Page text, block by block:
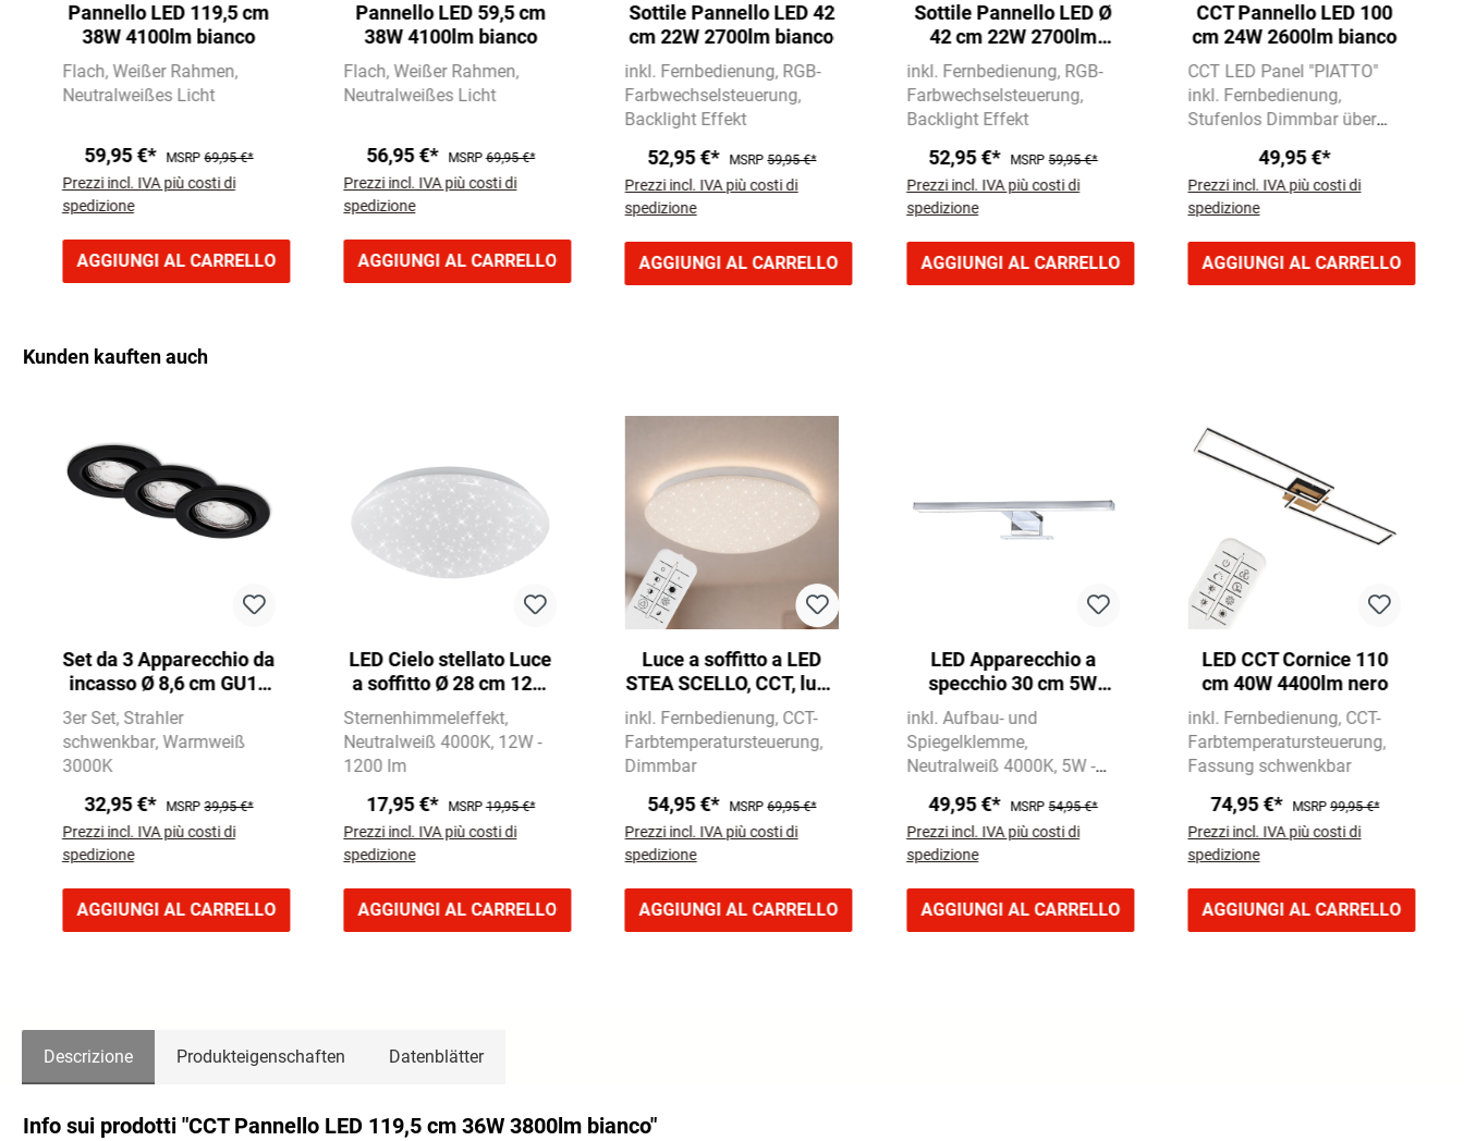
Pannello LED 119,5 cm
38W 4100lm bianco
Flach Weißer Rahmen
Neutralweißes Licht
59,95 €* MSRP69,95 €*
Prezzi incl. IVA più costi di
spedizione
AGGIUNGI AL CARRELLO
Pannello LED 59,5 cm
38W 4100lm bianco
Flach Weißer Rahmen
Neutralweißes Licht
56,95 €* MSRP69,95 €*
Prezzi incl. IVA più costi di
spedizione
AGGIUNGI AL CARRELLO
Sottile Pannello LED 42
cm 22W 2700lm bianco
inkl. Fernbedienung RGB-
Farbwechselsteuerung
Backlight Effekt
52,95 €* MSRP59,95 €*
Prezzi incl. IVA più costi di
spedizione
AGGIUNGI AL CARRELLO
Sottile Pannello LED Ø
42 cm 22W 2700lm
bianco
inkl. Fernbedienung RGB-
Farbwechselsteuerung
Backlight Effekt
52,95 €* MSRP59,95 €*
Prezzi incl. IVA più costi di
spedizione
AGGIUNGI AL CARRELLO
CCT Pannello LED 100
cm 24W 2600lm bianco
CCT LED Panel "PIATTO"
inkl. Fernbedienung
Stufenlos Dimmbar über
Farbtemperatursteuerung
3.000-6.500 Kelvin
49,95 €*
Prezzi incl. IVA più costi di
spedizione
AGGIUNGI AL CARRELLO
Kunden kauften auch
Set da 3 Apparecchio da
incasso Ø 8,6 cm GU10
5W 460lm nero
3er Set Strahler
schwenkbar Warmweiß
3000K
32,95 €* MSRP39,95 €*
Prezzi incl. IVA più costi di
spedizione
AGGIUNGI AL CARRELLO
LED Cielo stellato Luce
a soffitto Ø 28 cm 12W
1200lm bianco
Sternenhimmeleffekt
Neutralweiß 4000K 12W -
1200 lm
17,95 €* MSRP19,95 €*
Prezzi incl. IVA più costi di
spedizione
AGGIUNGI AL CARRELLO
Luce a soffitto a LED
STEA SCELLO, CCT, luce
notturna, telecomando,
dimmerabile
inkl. Fernbedienung CCT-
Farbtemperatursteuerung
Dimmbar
54,95 €* MSRP69,95 €*
Prezzi incl. IVA più costi di
spedizione
AGGIUNGI AL CARRELLO
LED Apparecchio a
specchio 30 cm 5W
500lm cromo
inkl. Aufbau- und
Spiegelklemme
Neutralweiß 4000K 5W -
49,95 €* MSRP54,95 €*
Prezzi incl. IVA più costi di
spedizione
AGGIUNGI AL CARRELLO
LED CCT Cornice 110
cm 40W 4400lm nero
inkl. Fernbedienung CCT-
Farbtemperatursteuerung
Fassung schwenkbar
74,95 €* MSRP99,95 €*
Prezzi incl. IVA più costi di
spedizione
AGGIUNGI AL CARRELLO
Descrizione Produkteigenschaften Datenblätter
Info sui prodotti "CCT Pannello LED 119,5 cm 36W 3800lm bianco"